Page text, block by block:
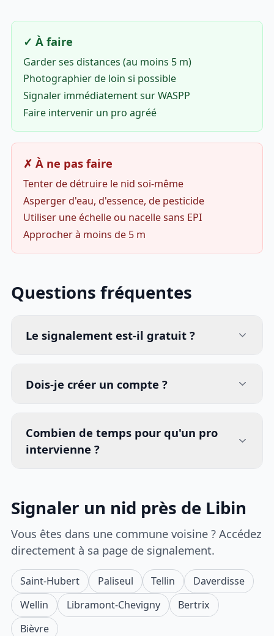
✓ À faire
Garder ses distances (au moins 5 m)
Photographier de loin si possible
Signaler immédiatement sur WASPP
Faire intervenir un pro agréé
✗ À ne pas faire
Tenter de détruire le nid soi-même
Asperger d'eau, d'essence, de pesticide
Utiliser une échelle ou nacelle sans EPI
Approcher à moins de 5 m
Questions fréquentes
Le signalement est-il gratuit ?
Dois-je créer un compte ?
Combien de temps pour qu'un pro
intervienne ?
Signaler un nid près de Libin
Vous êtes dans une commune voisine ? Accédez
directement à sa page de signalement.
Saint-Hubert Paliseul Tellin
Daverdisse
Wellin
Libramont-Chevigny
Bertrix
Bièvre